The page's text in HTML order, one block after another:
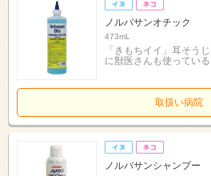
ノルバサンオチック
473mL
「きもちイイ」耳そう
に獣医さんも使ってい
取扱い病院
ノルバサンシャンプー